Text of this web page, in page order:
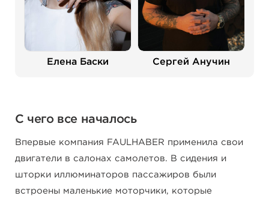
Елена Баски Сергей Анучин
С чего все началось
Впервые компания FAULHABER применила свои
двигатели в салонах самолетов. В сидения и
шторки иллюминаторов пассажиров были
встроены маленькие моторчики, которые